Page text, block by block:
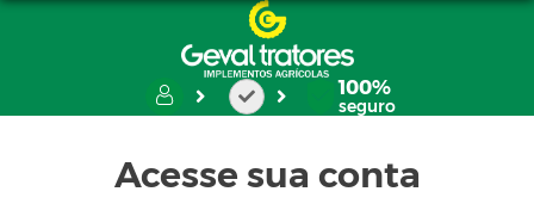
100%
seguro
Acesse sua conta